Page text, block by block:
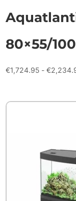
80×55/
€1,724.95 - €